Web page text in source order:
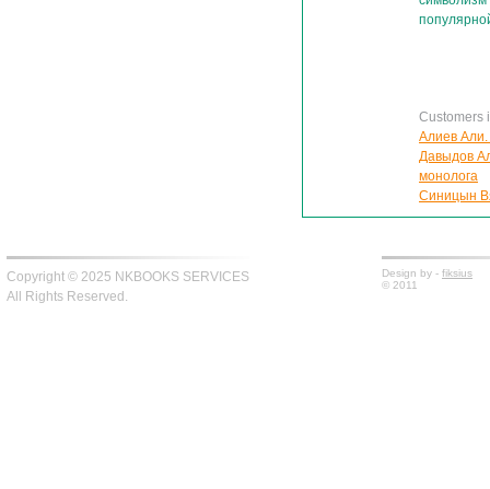
Customers
Алиев Али.
Давыдов
монолога
Синицын
Copyright © 2025 NKBOOKS SERVICES
All Rights Reserved.
Design by - fiksius
© 2011